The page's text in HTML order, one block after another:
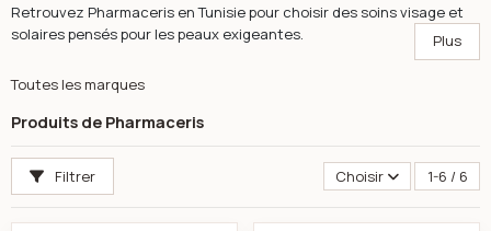
Retrouvez Pharmaceris en Tunisie pour choisir des soins visage et
solaires pensés pour les peaux exigeantes.
Plus
Toutes les marques
Produits de Pharmaceris
Filtrer Choisir 1-6 / 6